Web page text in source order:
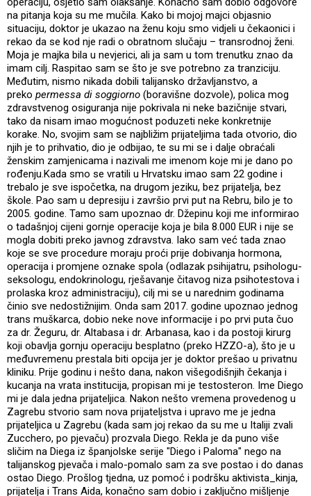
na pitanja koja su me mučila. Kako bi mojoj majci objasnio
situaciju, doktor je ukazao na ženu koju smo vidjeli u čekaonici i
rekao da se kod nje radi o obratnom slučaju – transrodnoj ženi.
Moja je majka bila u nevjerici, ali ja sam u tom trenutku znao da
imam cilj. Raspitao sam se što je sve potrebno za tranziciju.
Međutim, nismo nikada dobili talijansko državljanstvo, a
preko permessa di soggiorno (boravišne dozvole), polica mog
zdravstvenog osiguranja nije pokrivala ni neke bazičnije stvari,
tako da nisam imao mogućnost poduzeti neke konkretnije
korake. No, svojim sam se najbližim prijateljima tada otvorio, dio
njih je to prihvatio, dio je odbijao, te su mi se i dalje obraćali
ženskim zamjenicama i nazivali me imenom koje mi je dano po
rođenju.Kada smo se vratili u Hrvatsku imao sam 22 godine i
trebalo je sve ispočetka, na drugom jeziku, bez prijatelja, bez
škole. Pao sam u depresiju i završio prvi put na Rebru, bilo je to
2005. godine. Tamo sam upoznao dr. Džepinu koji me informirao
o tadašnjoj cijeni gornje operacije koja je bila 8.000 EUR i nije se
mogla dobiti preko javnog zdravstva. Iako sam već tada znao
koje se sve procedure moraju proći prije dobivanja hormona,
operacija i promjene oznake spola (odlazak psihijatru, psihologu-
seksologu, endokrinologu, rješavanje čitavog niza psihotestova i
prolaska kroz administraciju), cilj mi se u narednim godinama
činio sve nedostižnijim. Onda sam 2017. godine upoznao jednog
trans muškarca, dobio neke nove informacije i po prvi puta čuo
za dr. Žeguru, dr. Altabasa i dr. Arbanasa, kao i da postoji kirurg
koji obavlja gornju operaciju besplatno (preko HZZO-a), što je u
međuvremenu prestala biti opcija jer je doktor prešao u privatnu
kliniku. Prije godinu i nešto dana, nakon višegodišnjih čekanja i
kucanja na vrata institucija, propisan mi je testosteron. Ime Diego
mi je dala jedna prijateljica. Nakon nešto vremena provedenog u
Zagrebu stvorio sam nova prijateljstva i upravo me je jedna
prijateljica u Zagrebu (kada sam joj rekao da su me u Italiji zvali
Zucchero, po pjevaču) prozvala Diego. Rekla je da puno više
sličim na Diega iz španjolske serije "Diego i Paloma" nego na
talijanskog pjevača i malo-pomalo sam za sve postao i do danas
ostao Diego. Prošlog tjedna, uz pomoć i podršku aktivista_kinja,
prijatelja i Trans Aida, konačno sam dobio i zaključno mišljenje